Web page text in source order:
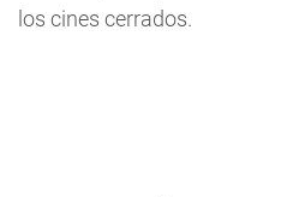
los cines cerrados.